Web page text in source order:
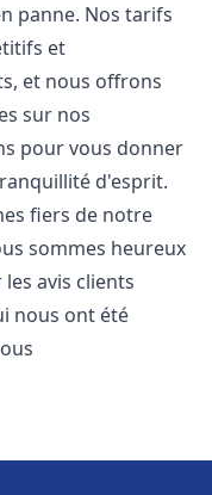
panne. Nos tarifs
et
et nous offrons
sur nos
pour vous donner
d'esprit.
fiers de notre
sommes heureux
avis clients
nous ont été